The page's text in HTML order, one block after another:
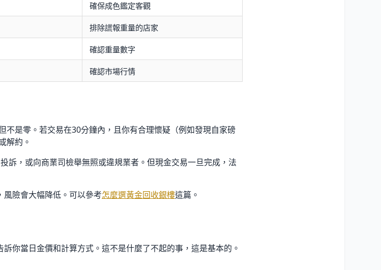
確保成色鑑定客觀
排除謊報重量的店家
確認重量數字
確認市場行情
不是零。若交易在30分鐘內，且你有合理懷疑（例如發現自家磅
解約。
訴，或向商業司檢舉無照或違規業者。但現金交易一旦完成，法
風險會大幅降低。可以參考怎麼選黃金回收銀樓這篇。
你當日金價和計算方式。這不是什麼了不起的事，這是基本的。